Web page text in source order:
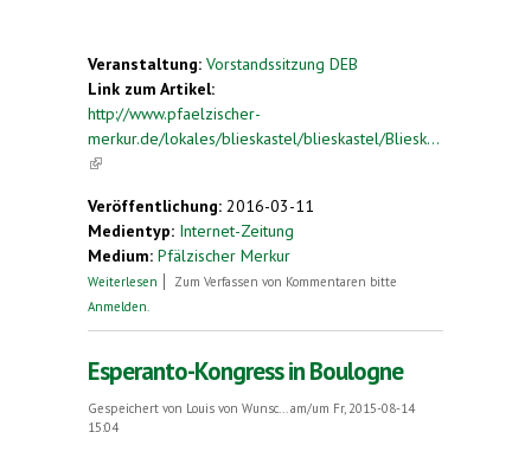
Veranstaltung: Vorstandssitzung DEB
Link zum Artikel:
http://www.pfaelzischer-
merkur.de/lokales/blieskastel/blieskastel/Bliesk...
(link is external)
Veröffentlichung: 2016-03-11
Medientyp: Internet-Zeitung
Medium: Pfälzischer Merkur
Weiterlesen über Esperanto-Bund plant einen Kongress
Zum Verfassen von Kommentaren bitte
Anmelden
Esperanto-Kongress in Boulogne
Gespeichert von Louis von Wunsc...
am/um Fr, 2015-08-14
15:04